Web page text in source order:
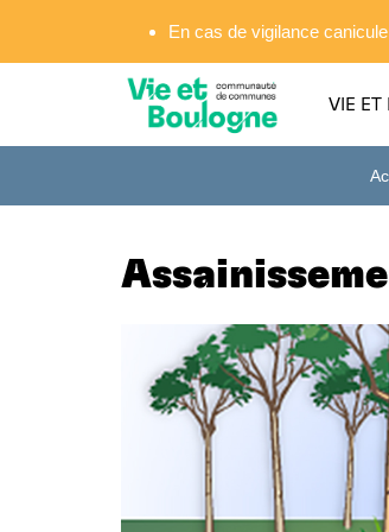
En cas de vigilance
VIE ET